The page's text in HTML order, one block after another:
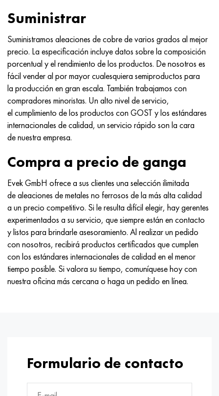
Suministrar
Suministramos aleaciones de cobre de varios grados al mejor
precio. La especificación incluye datos sobre la composición
porcentual y el rendimiento de los productos. De nosotros es
fácil vender al por mayor cualesquiera semiproductos para
la producción en gran escala. También trabajamos con
compradores minoristas. Un alto nivel de servicio,
el cumplimiento de los productos con GOST y los estándares
internacionales de calidad, un servicio rápido son la cara
de nuestra empresa.
Compra a precio de ganga
Evek GmbH ofrece a sus clientes una selección ilimitada
de aleaciones de metales no ferrosos de la más alta calidad
a un precio competitivo. Si le resulta difícil elegir, hay gerentes
experimentados a su servicio, que siempre están en contacto
y listos para brindarle asesoramiento. Al realizar un pedido
con nosotros, recibirá productos certificados que cumplen
con los estándares internacionales de calidad en el menor
tiempo posible. Si valora su tiempo, comuníquese hoy con
nuestra oficina más cercana o haga un pedido en línea.
Formulario de contacto